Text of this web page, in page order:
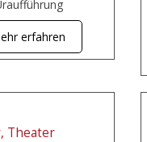
erfahren
Theater